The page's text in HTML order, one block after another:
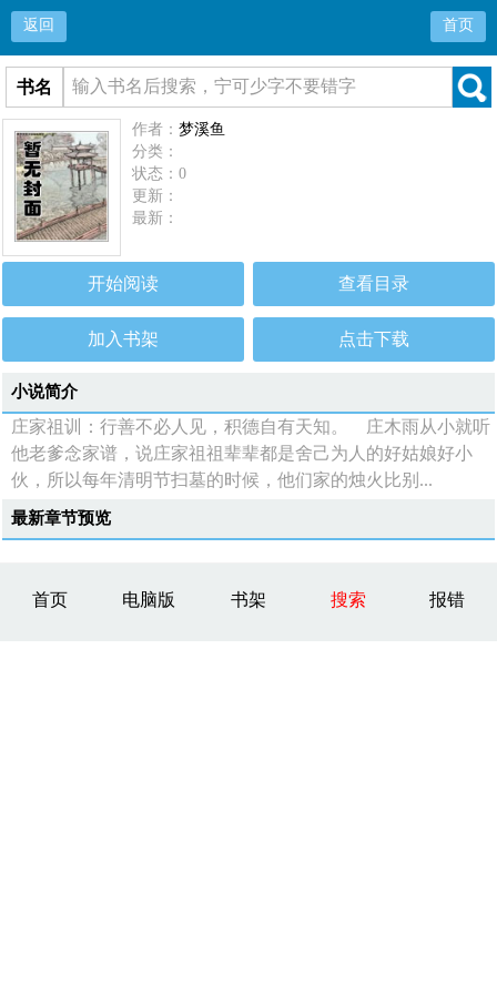
返回 首页
书名
作者：梦溪鱼
分类：
状态：0
更新：
最新：
开始阅读 查看目录
加入书架 点击下载
小说简介
庄家祖训：行善不必人见，积德自有天知。 庄木雨从小就听
他老爹念家谱，说庄家祖祖辈辈都是舍己为人的好姑娘好小
伙，所以每年清明节扫墓的时候，他们家的烛火比别...
最新章节预览
首页 电脑版 书架 搜索 报错